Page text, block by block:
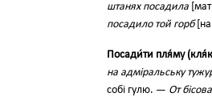
штанях посадила
посадило той горб[на
Посади́ти пля́му
на адміральську
собі гулю. — От